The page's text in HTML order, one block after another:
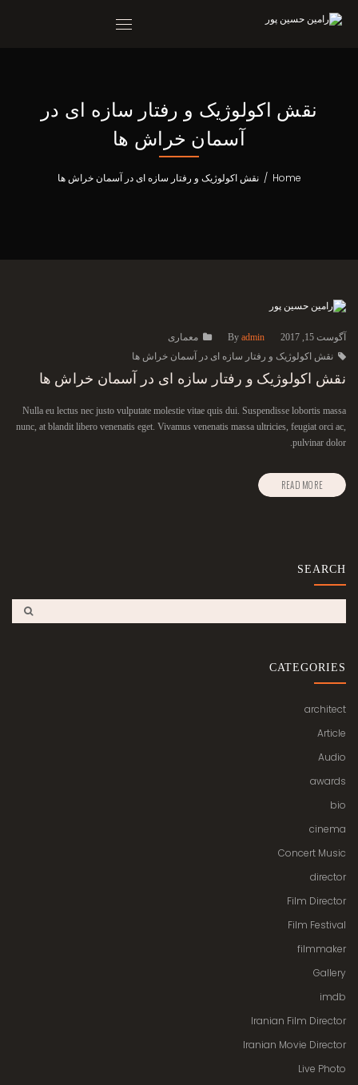
نقش اکولوژیک و رفتار سازه ای در
آسمان خراش ها
Home
/ نقش اکولوژیک و رفتار سازه ای در آسمان خراش ها
آگوست 15, 2017 By admin
معماری
نقش اکولوژیک و رفتار سازه ای در آسمان خراش ها
نقش اکولوژیک و رفتار سازه ای در آسمان خراش ها
Nulla eu lectus nec justo vulputate molestie vitae quis dui. Suspendisse lobortis massa
nunc, at blandit libero venenatis eget. Vivamus venenatis massa ultricies, feugiat orci ac,
pulvinar dolor.
READ MORE
SEARCH
CATEGORIES
architect
Article
Audio
awards
bio
cinema
Concert Music
director
Film Director
Film Festival
filmmaker
Gallery
imdb
Iranian Film Director
Iranian Movie Director
Live Photo